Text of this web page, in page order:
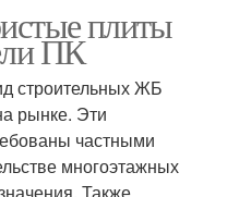
плиты
ПК
строительных ЖБ
рынке. Эти
частными
многоэтажных